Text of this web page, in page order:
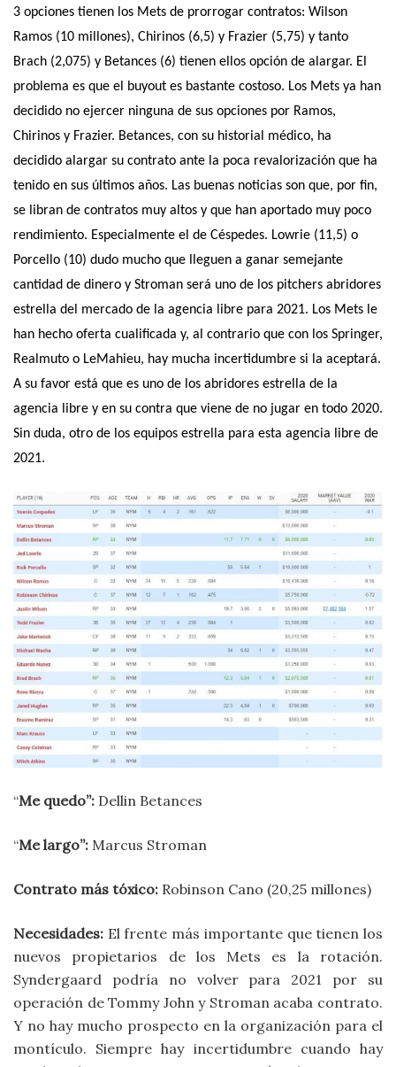
3 opciones tienen los Mets de prorrogar contratos: Wilson
Ramos (10 millones), Chirinos (6,5) y Frazier (5,75) y tanto
Brach (2,075) y Betances (6) tienen ellos opción de alargar. El
problema es que el buyout es bastante costoso. Los Mets ya han
decidido no ejercer ninguna de sus opciones por Ramos,
Chirinos y Frazier. Betances, con su historial médico, ha
decidido alargar su contrato ante la poca revalorización que ha
tenido en sus últimos años. Las buenas noticias son que, por fin,
se libran de contratos muy altos y que han aportado muy poco
rendimiento. Especialmente el de Céspedes. Lowrie (11,5) o
Porcello (10) dudo mucho que lleguen a ganar semejante
cantidad de dinero y Stroman será uno de los pitchers abridores
estrella del mercado de la agencia libre para 2021. Los Mets le
han hecho oferta cualificada y, al contrario que con los Springer,
Realmuto o LeMahieu, hay mucha incertidumbre si la aceptará.
A su favor está que es uno de los abridores estrella de la
agencia libre y en su contra que viene de no jugar en todo 2020.
Sin duda, otro de los equipos estrella para esta agencia libre de
2021.
“Me quedo”: Dellin Betances
“Me largo”: Marcus Stroman
Contrato más tóxico: Robinson Cano (20,25 millones)
Necesidades: El frente más importante que tienen los
nuevos propietarios de los Mets es la rotación.
Syndergaard podría no volver para 2021 por su
operación de Tommy John y Stroman acaba contrato.
Y no hay mucho prospecto en la organización para el
montículo. Siempre hay incertidumbre cuando hay